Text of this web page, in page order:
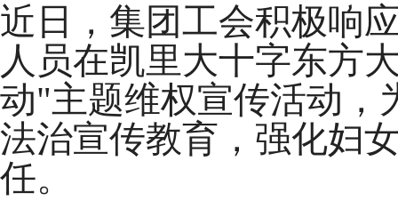
近日，集团工会积极响
人员在凯里大十字东方
动"主题维权宣传活动，
法治宣传教育，强化妇
任。